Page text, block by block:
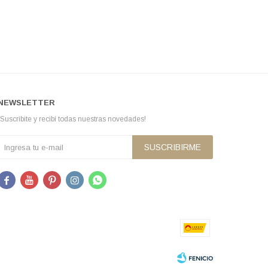
y recibí todas nuestras novedades!
SUSCRIBIRME
    